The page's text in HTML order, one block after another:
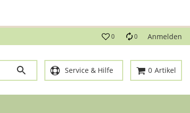
0 0 Anmelden
Service & Hilfe 0 Artikel